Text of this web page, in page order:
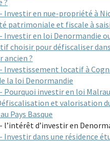
?
Investir en nue-propriété à
patrimoniale et fiscale à
Investir en loi Denormandie
choisir pour défiscaliser dans
ancien ?
Investissement locatif à
la loi Denormandie
Pourquoi investir en loi
et valorisation
Pays Basque
l’intérêt d’investir en
Investir dans une résidence